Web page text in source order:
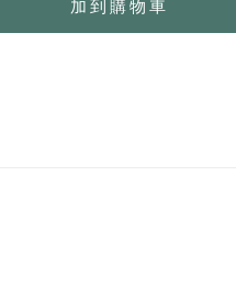
加到購物車